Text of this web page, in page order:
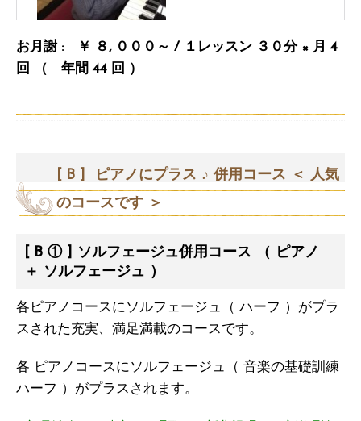
お月謝 : ￥ ８, ０００～ / １レッスン ３０分 × 月 4
回 （ 年間 44 回 ）
[ B ] ピアノにプラス ♪ 併用コース ＜ 人気
のコースです ＞
[ B ① ] ソルフェージュ併用コース （ ピアノ
＋ ソルフェージュ ）
各ピアノコースにソルフェージュ（ ハーフ ）がプラ
スされた充実、満足満載のコースです。
各 ピアノコースにソルフェージュ（ 音楽の基礎訓練
ハーフ ）がプラスされます。